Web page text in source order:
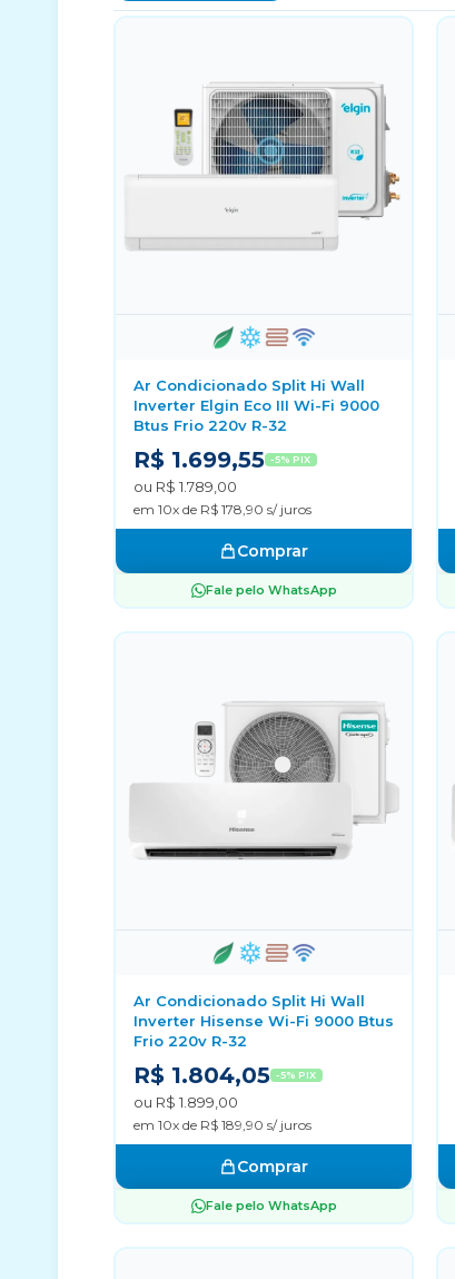
Ar Condicionado Split Hi Wall
Inverter Elgin Eco III Wi-Fi 9000
Btus Frio 220v R-32
R$ 1.699,55 -5% PIX
ou R$ 1.789,00
em 10x de R$ 178,90 s/ juros
Comprar
Fale pelo WhatsApp
Ar Condicionado Split Hi Wall
Inverter Hisense Wi-Fi 9000 Btus
Frio 220v R-32
R$ 1.804,05 -5% PIX
ou R$ 1.899,00
em 10x de R$ 189,90 s/ juros
Comprar
Fale pelo WhatsApp